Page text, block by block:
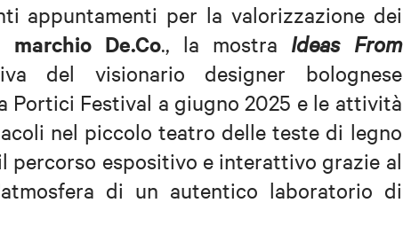
appuntamenti per la valorizzazione dei
De.Co., la mostra Ideas From
del visionario designer bolognese
Portici Festival a giugno 2025 e le attività
nel piccolo teatro delle teste di legno
percorso espositivo e interattivo grazie al
di un autentico laboratorio di